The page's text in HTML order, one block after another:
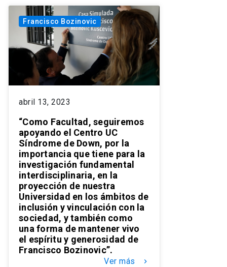
Francisco Bozinovic
abril 13, 2023
“Como Facultad, seguiremos
apoyando el Centro UC
Síndrome de Down, por la
importancia que tiene para la
investigación fundamental
interdisciplinaria, en la
proyección de nuestra
Universidad en los ámbitos de
inclusión y vinculación con la
sociedad, y también como
una forma de mantener vivo
el espíritu y generosidad de
Francisco Bozinovic”.
Ver más keyboard_arrow_right